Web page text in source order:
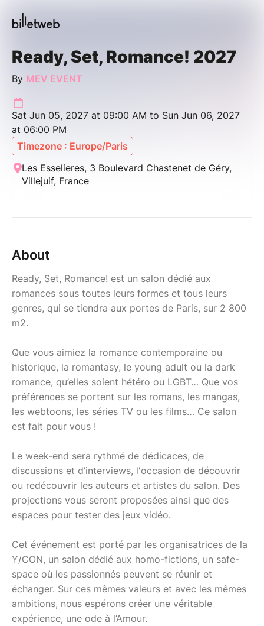
Ready, Set, Romance! 2027
By MEV EVENT
Sat Jun 05, 2027 at 09:00 AM to Sun Jun 06, 2027
at 06:00 PM
Timezone : Europe/Paris
Les Esselieres, 3 Boulevard Chastenet de Géry,
Villejuif, France
About
Ready, Set, Romance! est un salon dédié aux
romances sous toutes leurs formes et tous leurs
genres, qui se tiendra aux portes de Paris, sur 2 800
m2.
Que vous aimiez la romance contemporaine ou
historique, la romantasy, le young adult ou la dark
romance, qu’elles soient hétéro ou LGBT… Que vos
préférences se portent sur les romans, les mangas,
les webtoons, les séries TV ou les films… Ce salon
est fait pour vous !
Le week-end sera rythmé de dédicaces, de
discussions et d’interviews, l'occasion de découvrir
ou redécouvrir les auteurs et artistes du salon. Des
projections vous seront proposées ainsi que des
espaces pour tester des jeux vidéo.
Cet événement est porté par les organisatrices de la
Y/CON, un salon dédié aux homo-fictions, un safe-
space où les passionnés peuvent se réunir et
échanger. Sur ces mêmes valeurs et avec les mêmes
ambitions, nous espérons créer une véritable
expérience, une ode à l’Amour.